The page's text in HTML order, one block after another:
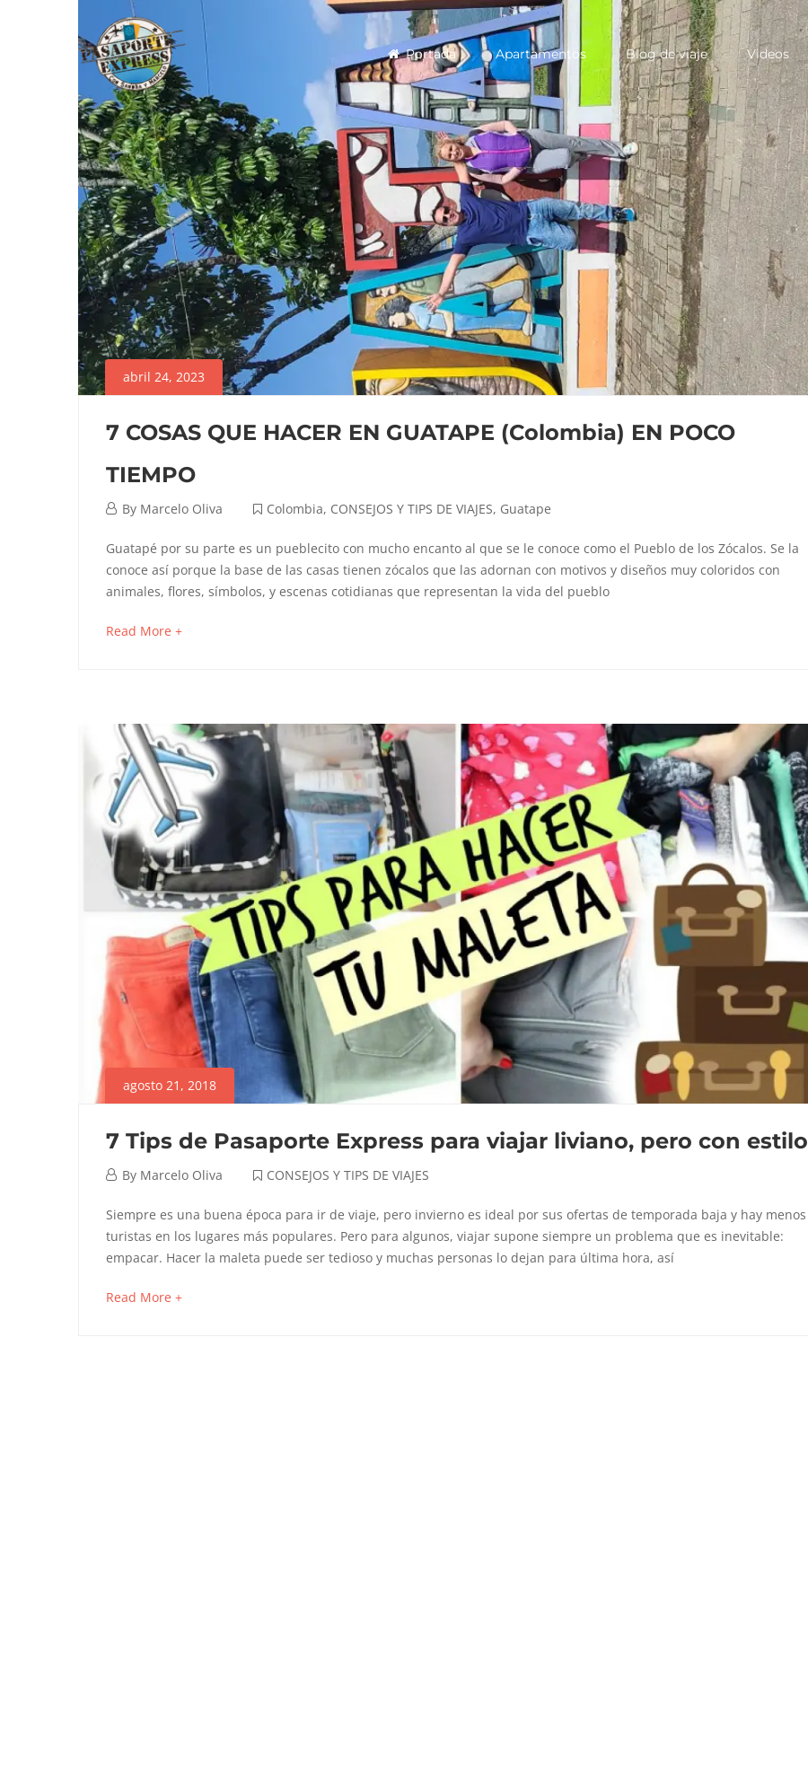
Primary
Menu
Portada Apartamentos Blog de viaje Videos
abril 24, 2023
7 COSAS QUE HACER EN GUATAPE (Colombia) EN POCO
TIEMPO
abril
2023
By Marcelo Oliva Colombia, CONSEJOS Y TIPS DE VIAJES, Guatape
7
COSAS
QUE
GUATAPE
(Colombia)
EN
POCO
TIEMPO
octubre
23,
2024
2023-
24T14:15:33-
05:00
CONSEJOS
TIPS
VIAJES,
Guatape
Guatapé por su parte es un pueblecito con mucho encanto al que se le conoce como el Pueblo de los Zócalos. Se la
conoce así porque la base de las casas tienen zócalos que las adornan con motivos y diseños muy coloridos con
animales, flores, símbolos, y escenas cotidianas que representan la vida del pueblo
Read More +about
read
agosto 21, 2018
7 Tips de Pasaporte Express para viajar liviano, pero con estilo
agosto
2018
By Marcelo Oliva CONSEJOS Y TIPS DE VIAJES
7
Tips
de
Siempre es una buena época para ir de viaje, pero invierno es ideal por sus ofertas de temporada baja y hay menos
turistas en los lugares más populares. Pero para algunos, viajar supone siempre un problema que es inevitable:
empacar. Hacer la maleta puede ser tedioso y muchas personas lo dejan para última hora, así
Read More +about